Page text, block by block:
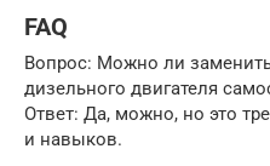
FAQ
Вопрос: Можно ли
дизельного двигателя
Ответ: Да, можно, но это
и навыков.